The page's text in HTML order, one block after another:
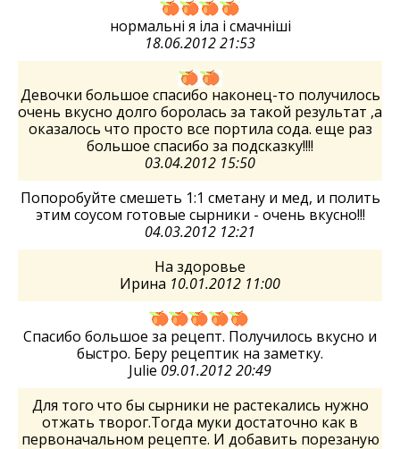
нормальні я іла і смачніші
18.06.2012 21:53
Девочки большое спасибо наконец-то получилось
очень вкусно долго боролась за такой результат ,а
оказалось что просто все портила сода. еще раз
большое спасибо за подсказку!!!!
03.04.2012 15:50
Попоробуйте смешеть 1:1 сметану и мед, и полить
этим соусом готовые сырники - очень вкусно!!!
04.03.2012 12:21
На здоровье
Ирина 10.01.2012 11:00
Спасибо большое за рецепт. Получилось вкусно и
быстро. Беру рецептик на заметку.
Julie 09.01.2012 20:49
Для того что бы сырники не растекались нужно
отжать творог.Тогда муки достаточно как в
первоначальном рецепте. И добавить порезаную